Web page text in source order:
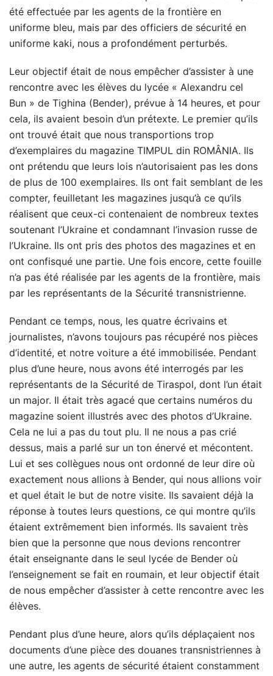
été effectuée par les agents de la frontière en
uniforme bleu, mais par des officiers de sécurité en
uniforme kaki, nous a profondément perturbés.
Leur objectif était de nous empêcher d’assister à une
rencontre avec les élèves du lycée « Alexandru cel
Bun » de Tighina (Bender), prévue à 14 heures, et pour
cela, ils avaient besoin d’un prétexte. Le premier qu’ils
ont trouvé était que nous transportions trop
d’exemplaires du magazine TIMPUL din ROMÂNIA. Ils
ont prétendu que leurs lois n’autorisaient pas les dons
de plus de 100 exemplaires. Ils ont fait semblant de les
compter, feuilletant les magazines jusqu’à ce qu’ils
réalisent que ceux-ci contenaient de nombreux textes
soutenant l’Ukraine et condamnant l’invasion russe de
l’Ukraine. Ils ont pris des photos des magazines et en
ont confisqué une partie. Une fois encore, cette fouille
n’a pas été réalisée par les agents de la frontière, mais
par les représentants de la Sécurité transnistrienne.
Pendant ce temps, nous, les quatre écrivains et
journalistes, n’avons toujours pas récupéré nos pièces
d’identité, et notre voiture a été immobilisée. Pendant
plus d’une heure, nous avons été interrogés par les
représentants de la Sécurité de Tiraspol, dont l’un était
un major. Il était très agacé que certains numéros du
magazine soient illustrés avec des photos d’Ukraine.
Cela ne lui a pas du tout plu. Il ne nous a pas crié
dessus, mais a parlé sur un ton énervé et mécontent.
Lui et ses collègues nous ont ordonné de leur dire où
exactement nous allions à Bender, qui nous allions voir
et quel était le but de notre visite. Ils savaient déjà la
réponse à toutes leurs questions, ce qui montre qu’ils
étaient extrêmement bien informés. Ils savaient très
bien que la personne que nous devions rencontrer
était enseignante dans le seul lycée de Bender où
l’enseignement se fait en roumain, et leur objectif était
de nous empêcher d’assister à cette rencontre avec les
élèves.
Pendant plus d’une heure, alors qu’ils déplaçaient nos
documents d’une pièce des douanes transnistriennes à
une autre, les agents de sécurité étaient constamment